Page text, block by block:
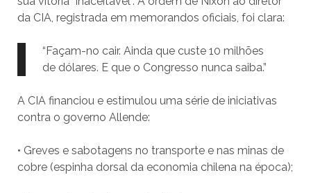
da CIA, registrada em memorandos oficiais, foi clara:
“Façam-no cair. Ainda que custe 10 milhões
de dólares. E que o Congresso nunca saiba.”
A CIA financiou e estimulou uma série de iniciativas
contra o governo Allende:
• Greves e sabotagens no transporte e nas minas de
cobre (espinha dorsal da economia chilena na época);